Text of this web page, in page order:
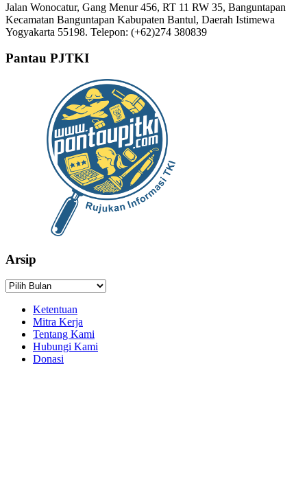
Jalan Wonocatur, Gang Menur 456, RT 11 RW 35, Banguntapan
Kecamatan Banguntapan Kabupaten Bantul, Daerah Istimewa
Yogyakarta 55198. Telepon: (+62)274 380839
Pantau PJTKI
Arsip
Arsip
Ketentuan
Mitra Kerja
Tentang Kami
Hubungi Kami
Donasi